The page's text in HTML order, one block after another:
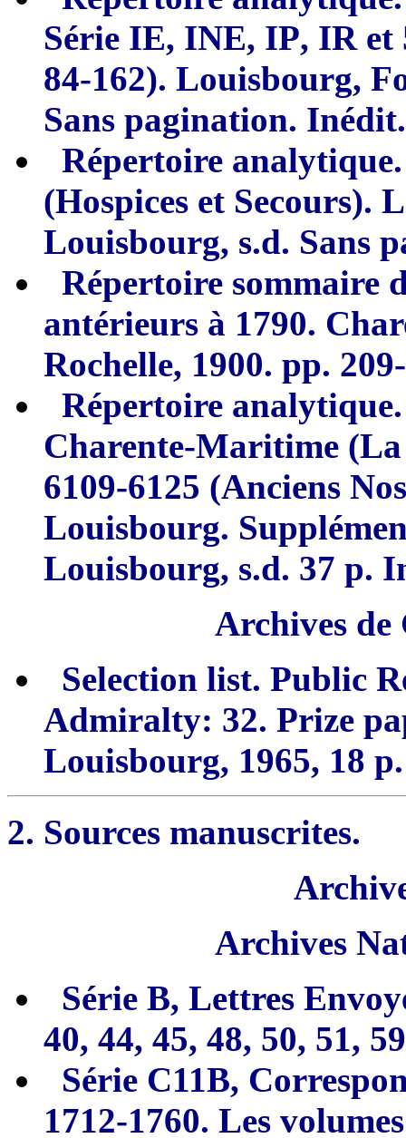
Série IE, INE, IP, IR et
84-162). Louisbourg,
Sans pagination. Inédit.
Répertoire analy
(Hospices et Secours).
Louisbourg, s.d. Sans
Répertoire sommaire
antérieurs à 1790.
Rochelle, 1900. pp.
Répertoire analytiq
Charente-Maritime (L
6109-6125 (Anciens
Louisbourg.
Louisbourg, s.d. 37 p.
Archives de
Selection list. Public
Admiralty: 32. Prize
Louisbourg, 1965, 18
2. Sources manuscrites.
Archives
Série B, Lettres
40, 44, 45, 48, 50, 51,
Série C11B,
1712-1760. Les